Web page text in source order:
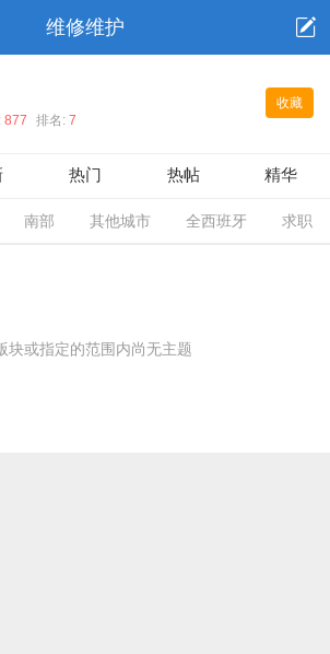
维修维护
收藏
877 排名: 7
热门 热帖 精华
南部 其他城市 全西班牙 求职
块或指定的范围内尚无主题